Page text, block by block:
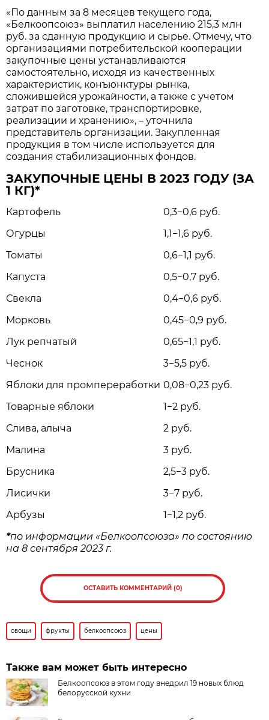
«По данным за 8 месяцев текущего года,
«Белкоопсоюз» выплатил населению 215,3 млн
руб. за сданную продукцию и сырье. Отмечу, что
организациями потребительской кооперации
закупочные цены устанавливаются
самостоятельно, исходя из качественных
характеристик, конъюнктуры рынка,
сложившейся урожайности, а также с учетом
затрат по заготовке, транспортировке,
реализации и хранению», – уточнила
представитель организации. Закупленная
продукция в том числе используется для
создания стабилизационных фондов.
ЗАКУПОЧНЫЕ ЦЕНЫ В 2023 ГОДУ (ЗА
1 КГ)*
Картофель
0,3−0,6 руб.
Огурцы
1,1−1,6 руб.
Томаты
0,6−1,1 руб.
Капуста
0,5−0,7 руб.
Свекла
0,4−0,6 руб.
Морковь
0,45−0,9 руб.
Лук репчатый
0,65−1,1 руб.
Чеснок
3−5,5 руб.
Яблоки для промпереработки 0,08−0,23 руб.
Товарные яблоки
1−2 руб.
Слива, алыча
2 руб.
Малина
3 руб.
Брусника
2,5−3 руб.
Лисички
3−7 руб.
Арбузы
1−1,2 руб.
*по информации «Белкоопсоюза» по состоянию
на 8 сентября 2023 г.
ОСТАВИТЬ КОММЕНТАРИЙ (0)
овощи фрукты белкоопсоюз цены
Также вам может быть интересно
Белкоопсоюз в этом году внедрил 19 новых блюд
белорусской кухни